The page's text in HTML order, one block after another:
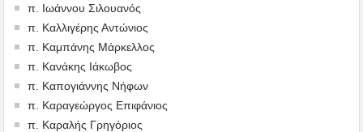
π. Ιωάννου Σιλουανός
π. Καλλιγέρης Αντώνιος
π. Καμπάνης Μάρκελλος
π. Κανάκης Ιάκωβος
π. Καπογιάννης Νήφων
π. Καραγεώργος Επιφάνιος
π. Καραλής Γρηγόριος